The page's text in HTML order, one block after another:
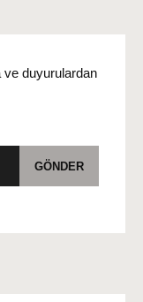
ve duyurulardan
GÖNDER